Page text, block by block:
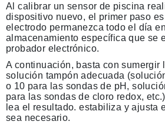
Al calibrar un sensor de piscina
dispositivo nuevo, el primer paso es
electrodo permanezca todo el día
almacenamiento específica que se
probador electrónico.
A continuación, basta con sumergir
solución tampón adecuada
o 10 para las sondas de pH,
para las sondas de cloro redox,
lea el resultado. estabiliza y ajusta
sea necesario.